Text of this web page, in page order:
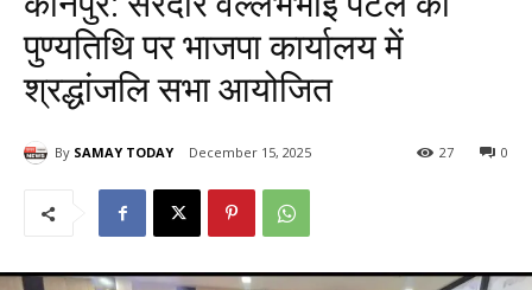
पुण्यतिथि पर भाजपा कार्यालय में
श्रद्धांजलि सभा आयोजित
By SAMAY TODAY December 15, 2025 0
27